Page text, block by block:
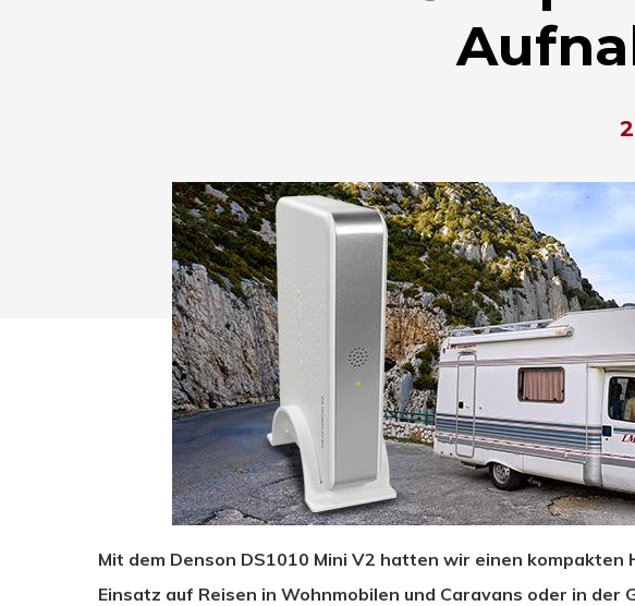
Drücken Sie Enter zum Suchen oder ESC zum Schließen.
Mit dem Denson DS1010 Mini V2 hatten wir einen kompakten
Einsatz auf Reisen in Wohnmobilen und Caravans oder in der